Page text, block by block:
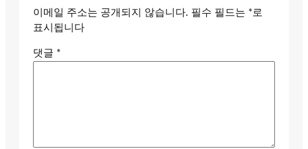
이메일 주소는 공개되지 않습니다. 필수 필드는 *로
표시됩니다
댓글 *